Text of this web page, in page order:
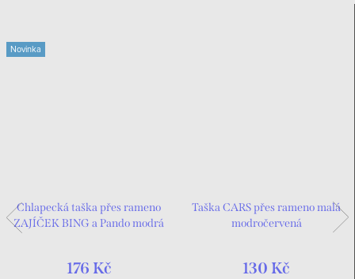
Novinka
Chlapecká taška přes rameno
ZAJÍČEK BING a Pando modrá
176 Kč
Taška CARS přes rameno malá
modročervená
130 Kč